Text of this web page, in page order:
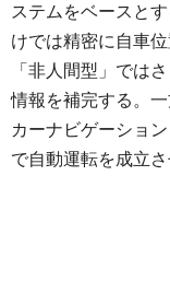
ステムをベースと
けでは精密に自車
「非人間型」では
情報を補完する。
カーナビゲーショ
で自動運転を成立さ